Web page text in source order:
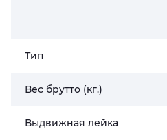
Тип
Вес брутто (кг.)
Выдвижная лейка